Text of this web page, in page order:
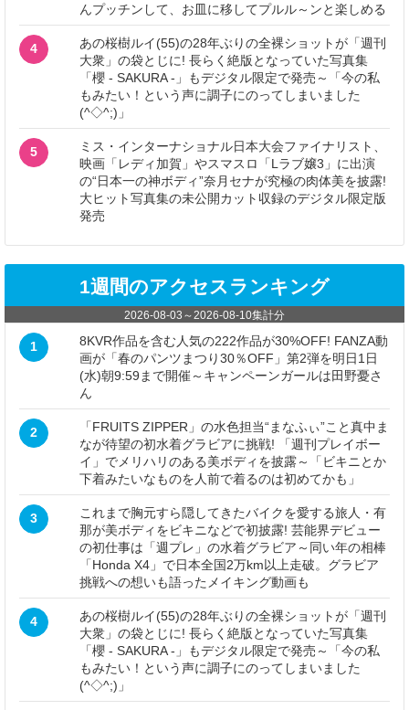
んプッチンして、お皿に移してプルル～ンと楽しめる
4
あの桜樹ルイ(55)の28年ぶりの全裸ショットが「週刊
大衆」の袋とじに! 長らく絶版となっていた写真集
「櫻 - SAKURA -」もデジタル限定で発売～「今の私
もみたい！という声に調子にのってしまいました
(^◇^;)」
5
ミス・インターナショナル日本大会ファイナリスト、
映画「レディ加賀」やスマスロ「Lラブ嬢3」に出演
の“日本一の神ボディ”奈月セナが究極の肉体美を披露!
大ヒット写真集の未公開カット収録のデジタル限定版
発売
1週間のアクセスランキング
2026-08-03 ～ 2026-08-10集計分
1
8KVR作品を含む人気の222作品が30%OFF! FANZA動
画が「春のパンツまつり30％OFF」第2弾を明日1日
(水)朝9:59まで開催～キャンペーンガールは田野憂さ
ん
2
「FRUITS ZIPPER」の水色担当“まなふぃ”こと真中ま
なが待望の初水着グラビアに挑戦! 「週刊プレイボー
イ」でメリハリのある美ボディを披露～「ビキニとか
下着みたいなものを人前で着るのは初めてかも」
3
これまで胸元すら隠してきたバイクを愛する旅人・有
那が美ボディをビキニなどで初披露! 芸能界デビュー
の初仕事は「週プレ」の水着グラビア～同い年の相棒
「Honda X4」で日本全国2万km以上走破。グラビア
挑戦への想いも語ったメイキング動画も
4
あの桜樹ルイ(55)の28年ぶりの全裸ショットが「週刊
大衆」の袋とじに! 長らく絶版となっていた写真集
「櫻 - SAKURA -」もデジタル限定で発売～「今の私
もみたい！という声に調子にのってしまいました
(^◇^;)」